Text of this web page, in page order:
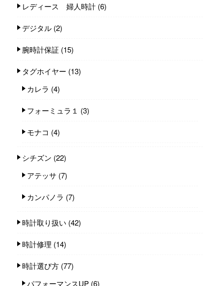
レディース 婦人時計 (6)
デジタル (2)
腕時計保証 (15)
タグホイヤー (13)
カレラ (4)
フォーミュラ１ (3)
モナコ (4)
シチズン (22)
アテッサ (7)
カンパノラ (7)
時計取り扱い (42)
時計修理 (14)
時計選び方 (77)
パフォーマンスUP (6)